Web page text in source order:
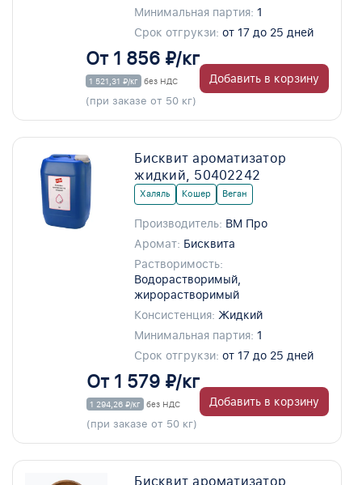
Минимальная партия: 1
Срок отгрукзи: от 17 до 25 дней
От 1 856 ₽/кг
1 521,31 ₽/кг без НДС
(при заказе от 50 кг)
Добавить в корзину
Бисквит ароматизатор
жидкий, 50402242
Халяль Кошер Веган
Производитель: ВМ Про
Аромат: Бисквита
Растворимость:
Водорастворимый,
жирорастворимый
Консистенция: Жидкий
Минимальная партия: 1
Срок отгрукзи: от 17 до 25 дней
От 1 579 ₽/кг
1 294,26 ₽/кг без НДС
(при заказе от 50 кг)
Добавить в корзину
Бисквит ароматизатор